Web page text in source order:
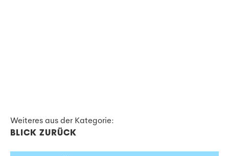
Weiteres aus der Kategorie:
BLICK ZURÜCK